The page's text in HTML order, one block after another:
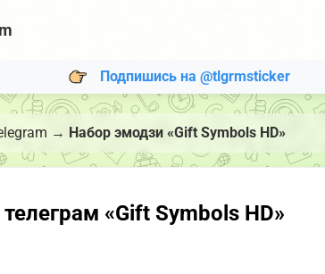
Подпишись на @tlgrmsticker
→ Набор эмодзи «Gift Symbols HD»
«Gift Symbols HD»